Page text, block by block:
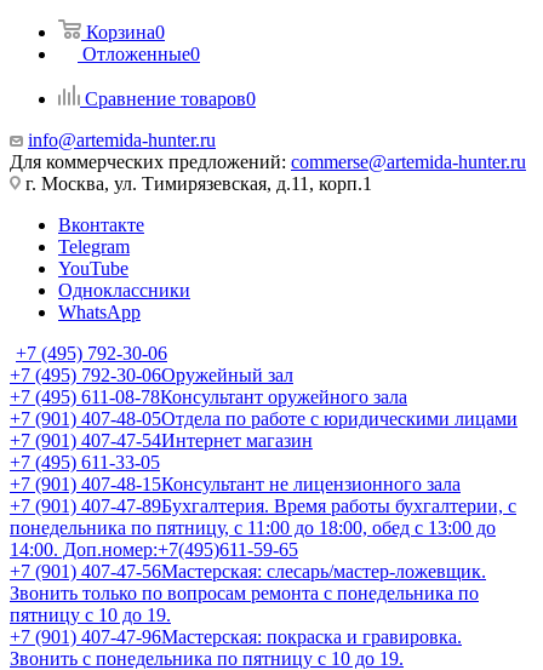
Корзина0
Отложенные0
Сравнение товаров0
info@artemida-hunter.ru
Для коммерческих предложений: commerse@artemida-hunter.ru
г. Москва, ул. Тимирязевская, д.11, корп.1
Вконтакте
Telegram
YouTube
Одноклассники
WhatsApp
+7 (495) 792-30-06
+7 (495) 792-30-06Оружейный зал
+7 (495) 611-08-78Консультант оружейного зала
+7 (901) 407-48-05Отдела по работе с юридическими лицами
+7 (901) 407-47-54Интернет магазин
+7 (495) 611-33-05
+7 (901) 407-48-15Консультант не лицензионного зала
+7 (901) 407-47-89Бухгалтерия. Время работы бухгалтерии, с
понедельника по пятницу, с 11:00 до 18:00, обед с 13:00 до
14:00. Доп.номер:+7(495)611-59-65
+7 (901) 407-47-56Мастерская: слесарь/мастер-ложевщик.
Звонить только по вопросам ремонта с понедельника по
пятницу с 10 до 19.
+7 (901) 407-47-96Мастерская: покраска и гравировка.
Звонить с понедельника по пятницу с 10 до 19.